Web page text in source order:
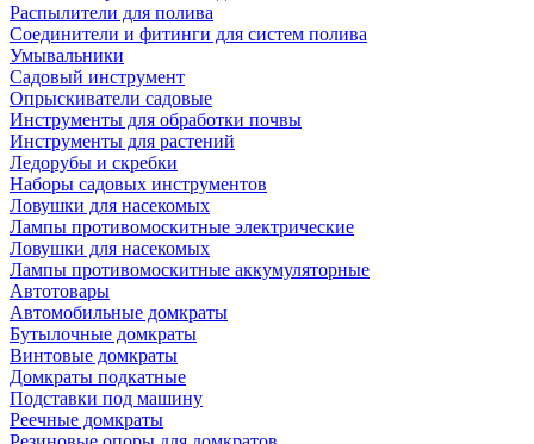
Распылители для полива
Соединители и фитинги для систем полива
Умывальники
Садовый инструмент
Опрыскиватели садовые
Инструменты для обработки почвы
Инструменты для растений
Ледорубы и скребки
Наборы садовых инструментов
Ловушки для насекомых
Лампы противомоскитные электрические
Ловушки для насекомых
Лампы противомоскитные аккумуляторные
Автотовары
Автомобильные домкраты
Бутылочные домкраты
Винтовые домкраты
Домкраты подкатные
Подставки под машину
Реечные домкраты